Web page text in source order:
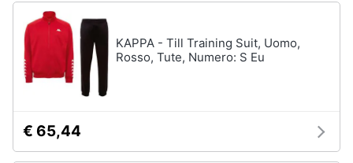
KAPPA - Till Training Suit, Uomo,
Rosso, Tute, Numero: S Eu
€ 65,44